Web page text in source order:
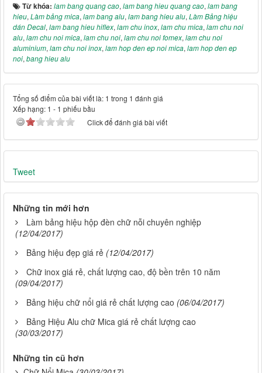
Từ khóa: lam bang quang cao, lam bang hieu quang cao, lam bang
hieu, Làm bảng mica, lam bang alu, lam bang hieu alu, Làm Bảng hiệu
dán Decal, lam bang hieu hiflex, lam chu inox, lam chu mica, lam chu noi
alu, lam chu noi mica, lam chu noi, lam chu noi fomex, lam chu noi
aluminium, lam chu noi inox, lam hop den ep noi mica, lam hop den ep
noi, bang hieu alu
Tổng số điểm của bài viết là: 1 trong 1 đánh giá
Xếp hạng: 1 - 1 phiếu bầu
Click để đánh giá bài viết
Tweet
Những tin mới hơn
Làm bảng hiệu hộp đèn chữ nỗi chuyên nghiệp
(12/04/2017)
Bảng hiệu đẹp giá rẻ (12/04/2017)
Chữ inox giá rẻ, chất lượng cao, độ bền trên 10 năm
(09/04/2017)
Bảng hiệu chữ nổi giá rẻ chất lượng cao (06/04/2017)
Bảng Hiệu Alu chữ Mica giá rẻ chất lượng cao
(30/03/2017)
Những tin cũ hơn